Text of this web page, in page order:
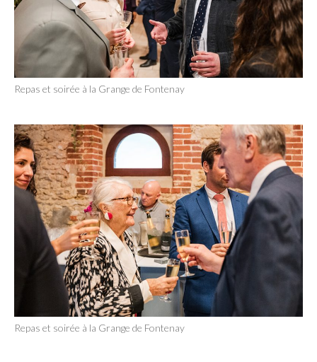
Repas et soirée à la Grange de Fontenay
Repas et soirée à la Grange de Fontenay